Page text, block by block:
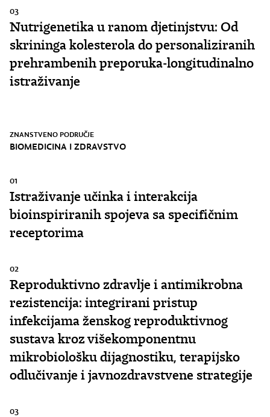
03
Nutrigenetika u ranom djetinjstvu: Od
skrininga kolesterola do personaliziranih
prehrambenih preporuka-longitudinalno
istraživanje
ZNANSTVENO PODRUČJE
BIOMEDICINA I ZDRAVSTVO
01
Istraživanje učinka i interakcija
bioinspiriranih spojeva sa specifičnim
receptorima
02
Reproduktivno zdravlje i antimikrobna
rezistencija: integrirani pristup
infekcijama ženskog reproduktivnog
sustava kroz višekomponentnu
mikrobiološku dijagnostiku, terapijsko
odlučivanje i javnozdravstvene strategije
03